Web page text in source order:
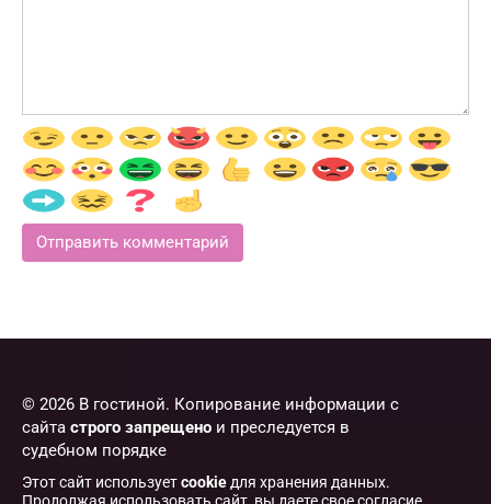
© 2026 В гостиной. Копирование информации с
сайта строго запрещено и преследуется в
судебном порядке
Этот сайт используетcookie для хранения данных.